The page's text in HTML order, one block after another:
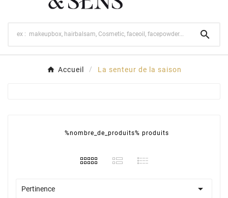

Accueil La senteur de la saison
%nombre_de_produits% produits
Pertinence 